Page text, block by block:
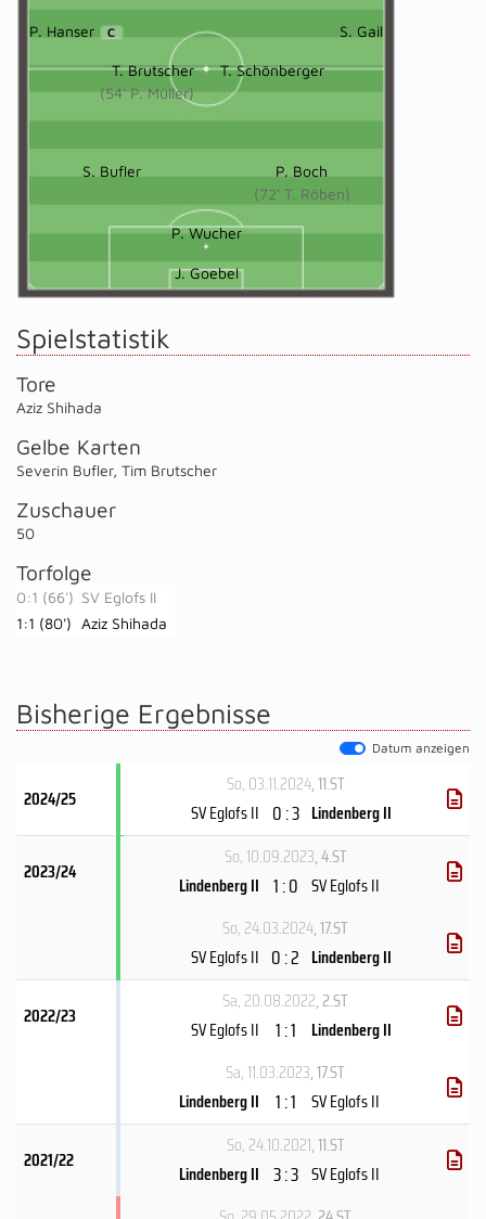
P. Hanser C S. Gail
T. Brutscher
(54' P. Müller)
T. Schönberger
S. Bufler
P. Boch
(72' T. Röben)
P. Wucher
J. Goebel
Spielstatistik
Tore
Aziz Shihada
Gelbe Karten
Severin Bufler, Tim Brutscher
Zuschauer
50
Torfolge
0:1 (66') SV Eglofs II
1:1 (80') Aziz Shihada
Bisherige Ergebnisse
Datum anzeigen
2024/25
So, 03.11.2024, 11.ST
SV Eglofs II 0 : 3 Lindenberg II
2023/24
So, 10.09.2023, 4.ST
Lindenberg II 1 : 0 SV Eglofs II
So, 24.03.2024, 17.ST
SV Eglofs II 0 : 2 Lindenberg II
2022/23
Sa, 20.08.2022, 2.ST
SV Eglofs II
1 : 1
Lindenberg II
Sa, 11.03.2023, 17.ST
Lindenberg II
1 : 1 SV Eglofs II
2021/22
So, 24.10.2021, 11.ST
Lindenberg II 3 : 3 SV Eglofs II